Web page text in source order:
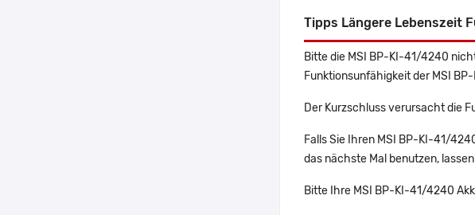
Tipps Längere Lebenszeit
Bitte die MSI BP-KI-41/4240
Funktionsunfähigkeit der MSI
Der Kurzschluss verursacht die
Falls Sie Ihren MSI BP-KI-41/
das nächste Mal benutzen,
Bitte Ihre MSI BP-KI-41/4240